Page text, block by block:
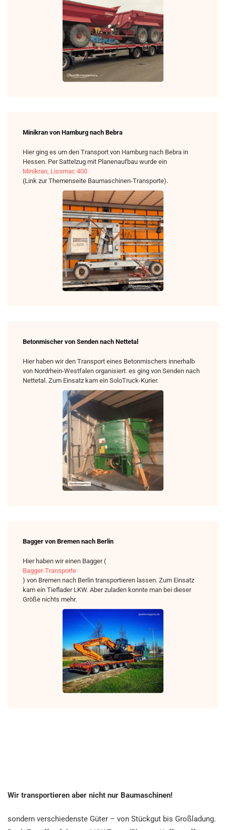
Minikran von Hamburg nach Bebra
Hier ging es um den Transport von Hamburg nach Bebra in
Hessen. Per Sattelzug mit Planenaufbau wurde ein
Minikran, Lissmac 400
(Link zur Themenseite Baumaschinen-Transporte).
Betonmischer von Senden nach Nettetal
Hier haben wir den Transport eines Betonmischers innerhalb
von Nordrhein-Westfalen organisiert. es ging von Senden nach
Nettetal. Zum Einsatz kam ein SoloTruck-Kurier.
Bagger von Bremen nach Berlin
Hier haben wir einen Bagger (
Bagger-Transporte
) von Bremen nach Berlin transportieren lassen. Zum Einsatz
kam ein Tieflader LKW. Aber zuladen konnte man bei dieser
Größe nichts mehr.
Wir transportieren aber nicht nur Baumaschinen!
sondern verschiedenste Güter – von Stückgut bis Großladung.